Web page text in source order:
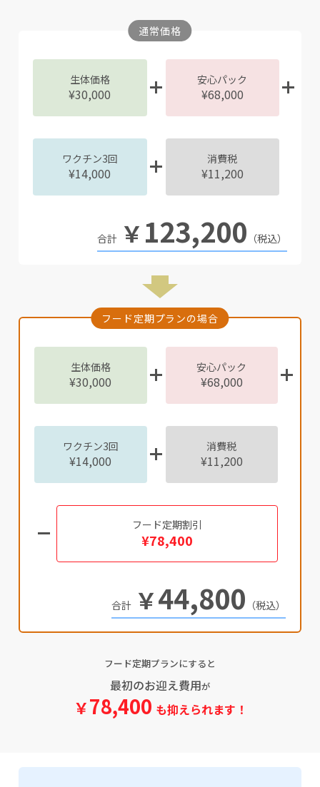
通常価格
生体価格
¥30,000
安心パック
¥68,000
ワクチン3回
¥14,000
消費税
¥11,200
￥123,200 （税込）
フード定期プランの場合
生体価格
¥30,000
安心パック
¥68,000
ワクチン3回
¥14,000
消費税
¥11,200
フード定期割引
¥78,400
￥44,800 （税込）
フード定期プランにすると
最初のお迎え費用が
￥78,400 も抑えられます！